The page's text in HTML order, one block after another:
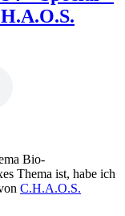
Bio-
Thema ist, habe ich
C.H.A.O.S.